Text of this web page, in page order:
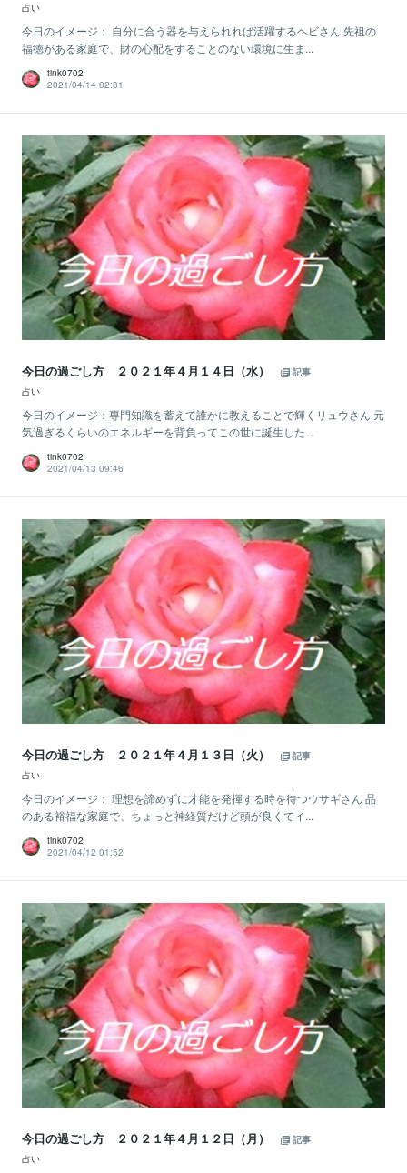
占い
今日のイメージ： 自分に合う器を与えられれば活躍するヘビさん 先祖の
福徳がある家庭で、財の心配をすることのない環境に生ま...
tink0702
2021/04/14 02:31
今日の過ごし方 ２０２１年４月１４日（水）
記事
占い
今日のイメージ：専門知識を蓄えて誰かに教えることで輝くリュウさん 元
気過ぎるくらいのエネルギーを背負ってこの世に誕生した...
tink0702
2021/04/13 09:46
今日の過ごし方 ２０２１年４月１３日（火）
記事
占い
今日のイメージ： 理想を諦めずに才能を発揮する時を待つウサギさん 品
のある裕福な家庭で、ちょっと神経質だけど頭が良くてイ...
tink0702
2021/04/12 01:52
今日の過ごし方 ２０２１年４月１２日（月）
記事
占い